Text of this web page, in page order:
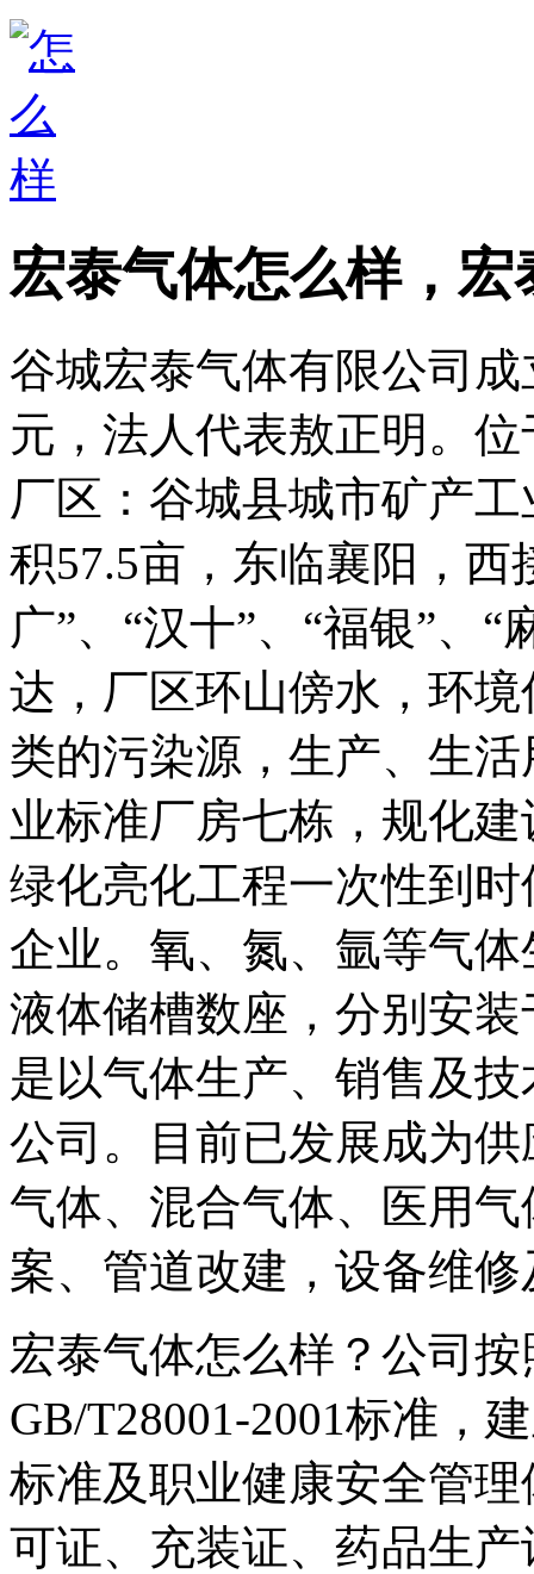
宏泰气体怎么样，
谷城宏泰气体有限公司
元，法人代表敖正明。
厂区：谷城县城市矿产
积57.5亩，东临襄阳，西
广”、“汉十”、“福银”、
达，厂区环山傍水，环
类的污染源，生产、生
业标准厂房七栋，规化
绿化亮化工程一次性到
企业。氧、氮、氩等气
液体储槽数座，分别安
是以气体生产、销售及
公司。目前已发展成为
气体、混合气体、医用
案、管道改建，设备维
宏泰气体怎么样？公司按
GB/T28001-2001标准，
标准及职业健康安全管
可证、充装证、药品生